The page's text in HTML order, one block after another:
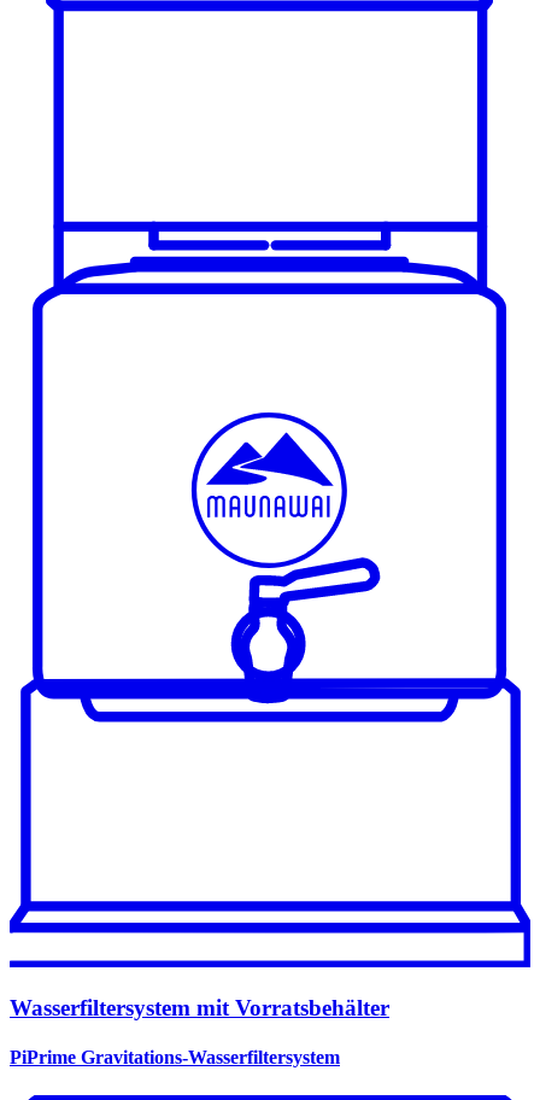
Wasserfiltersystem mit Vorratsbehälter
PiPrime Gravitations-Wasserfiltersystem